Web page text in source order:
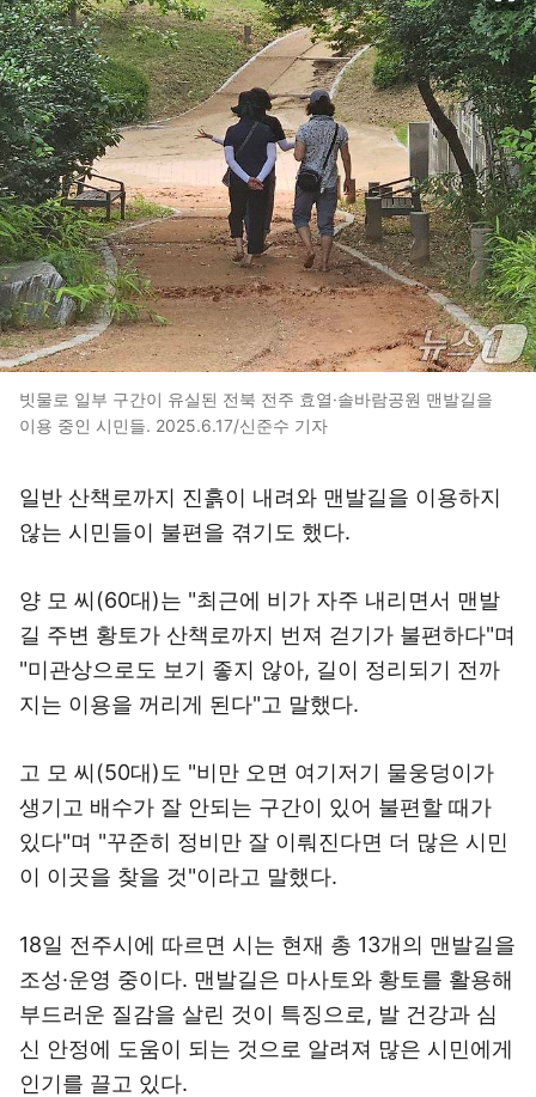
빗물로 일부 구간이 유실된 전북 전주 효열·솔바람공원 맨발길을
이용 중인 시민들. 2025.6.17/신준수 기자
일반 산책로까지 진흙이 내려와 맨발길을 이용하지
않는 시민들이 불편을 겪기도 했다.
양 모 씨(60대)는 "최근에 비가 자주 내리면서 맨발
길 주변 황토가 산책로까지 번져 걷기가 불편하다"며
"미관상으로도 보기 좋지 않아, 길이 정리되기 전까
지는 이용을 꺼리게 된다"고 말했다.
고 모 씨(50대)도 "비만 오면 여기저기 물웅덩이가
생기고 배수가 잘 안되는 구간이 있어 불편할 때가
있다"며 "꾸준히 정비만 잘 이뤄진다면 더 많은 시민
이 이곳을 찾을 것"이라고 말했다.
18일 전주시에 따르면 시는 현재 총 13개의 맨발길을
조성·운영 중이다. 맨발길은 마사토와 황토를 활용해
부드러운 질감을 살린 것이 특징으로, 발 건강과 심
신 안정에 도움이 되는 것으로 알려져 많은 시민에게
인기를 끌고 있다.